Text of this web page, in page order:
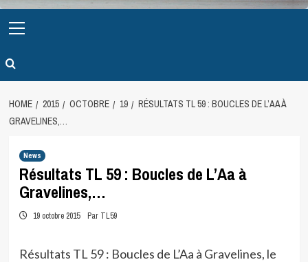
Menu
HOME 2015 OCTOBRE 19
RÉSULTATS TL 59 : BOUCLES DE L’AA À
GRAVELINES,…
News
Résultats TL 59 : Boucles de L’Aa à
Gravelines,…
19 octobre 2015 Par TL59
Résultats TL 59 : Boucles de L’Aa à Gravelines, le